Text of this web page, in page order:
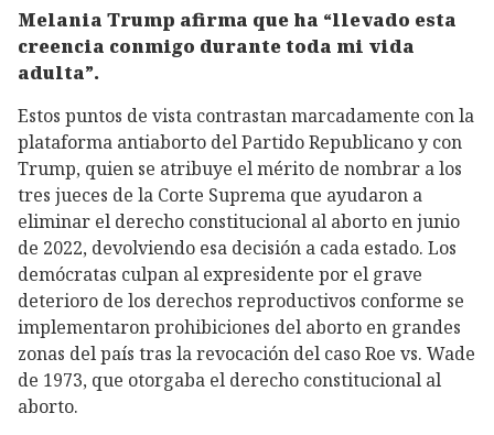
Melania Trump afirma que ha “llevado esta
creencia conmigo durante toda mi vida
adulta”.
Estos puntos de vista contrastan marcadamente con la
plataforma antiaborto del Partido Republicano y con
Trump, quien se atribuye el mérito de nombrar a los
tres jueces de la Corte Suprema que ayudaron a
eliminar el derecho constitucional al aborto en junio
de 2022, devolviendo esa decisión a cada estado. Los
demócratas culpan al expresidente por el grave
deterioro de los derechos reproductivos conforme se
implementaron prohibiciones del aborto en grandes
zonas del país tras la revocación del caso Roe vs. Wade
de 1973, que otorgaba el derecho constitucional al
aborto.